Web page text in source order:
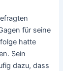
für seine
hatte
Sein
dazu, dass